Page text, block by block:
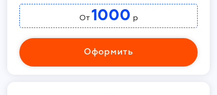
От 1000 р
Оформить